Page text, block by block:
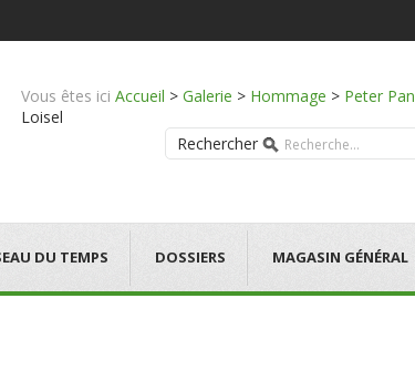
Vous êtes ici Accueil > Galerie > Hommage > Peter Pan
Loisel
Rechercher
DU TEMPS DOSSIERS MAGASIN GÉNÉRAL